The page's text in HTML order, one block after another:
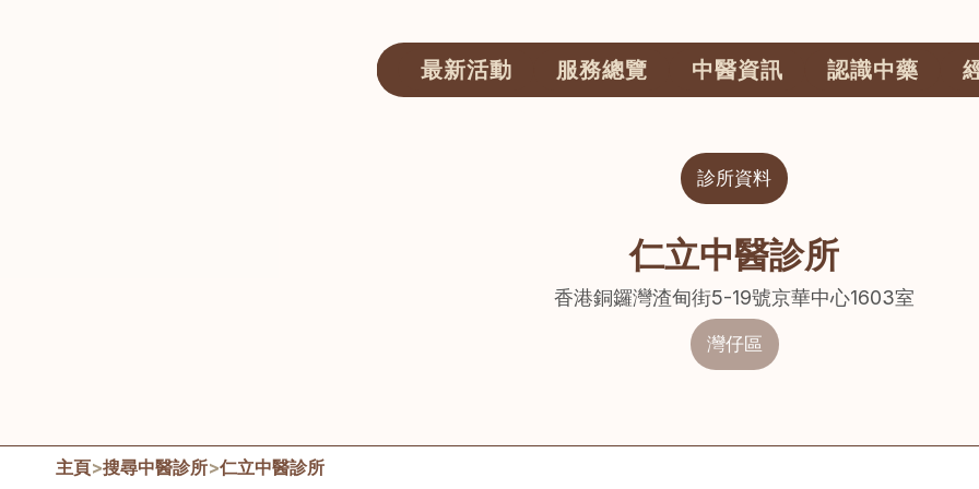
最新活動 服務總覽 中醫資訊 認識中藥
診所資料
仁立中醫診所
香港銅鑼灣渣甸街5-19號京華中心1603室
灣仔區
主頁>搜尋中醫診所>仁立中醫診所